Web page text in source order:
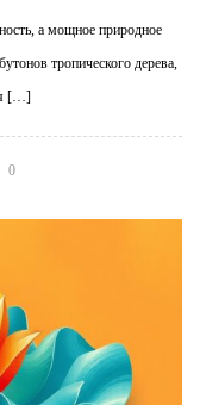
а мощное природное
тропического дерева,
[…]
0